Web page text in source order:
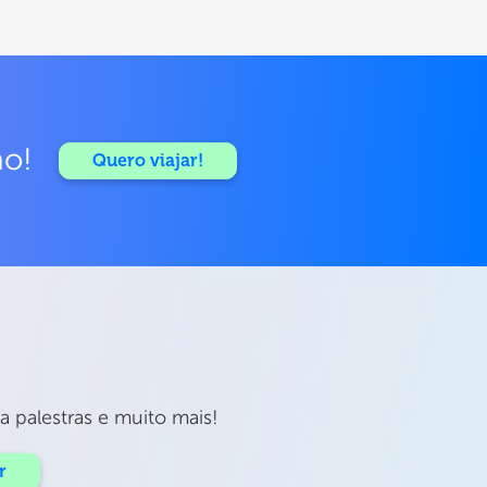
Quero viajar!
palestras e muito mais!